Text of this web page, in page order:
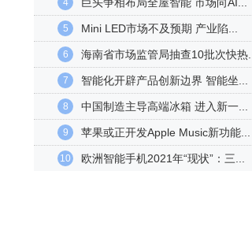
4
5 Mini LED市场不及预期 产业陷...
6 海南省市场监管局抽查10批次快热...
7 智能化开辟产品创新边界 智能坐...
8 中国制造主导高端冰箱 进入新一...
9 苹果或正开发Apple Music新功能...
10 欧洲智能手机2021年“现状”：三...